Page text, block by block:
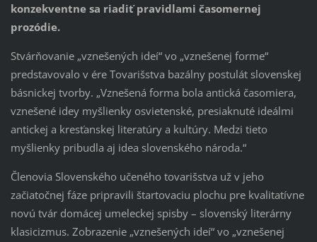
konzekventne sa riadiť pravidlami časomernej
prozódie.
Stvárňovanie „vznešených ideí“ vo „vznešenej forme“
predstavovalo v ére Tovarišstva bazálny postulát slovenskej
básnickej tvorby. „Vznešená forma bola antická časomiera,
vznešené idey myšlienky osvietenské, presiaknuté ideálmi
antickej a kresťanskej literatúry a kultúry. Medzi tieto
myšlienky pribudla aj idea slovenského národa.“
Členovia Slovenského učeného tovarišstva už v jeho
začiatočnej fáze pripravili štartovaciu plochu pre kvalitatívne
novú tvár domácej umeleckej spisby – slovenský literárny
klasicizmus. Zobrazenie „vznešených ideí“ vo „vznešenej